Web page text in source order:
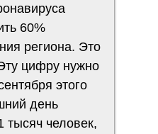
60%
региона. Это
цифру нужно
этого
день
тысяч человек,